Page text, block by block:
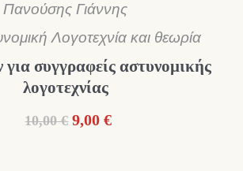
Πανούσης Γιάννης
Λογοτεχνία και θεωρία
για συγγραφείς αστυνομικής
λογοτεχνίας
10,00 € Original
9,00 €Η